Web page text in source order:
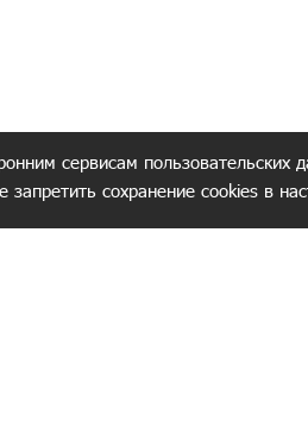
сервисам
сохранение cookies в